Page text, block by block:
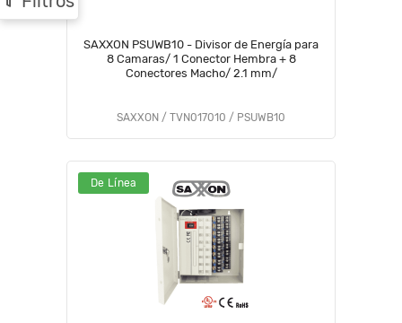
SAXXON PSUWB10 - Divisor de Energía para
8 Camaras/ 1 Conector Hembra + 8
Conectores Macho/ 2.1 mm/
SAXXON / TVN017010 / PSUWB10
De Línea